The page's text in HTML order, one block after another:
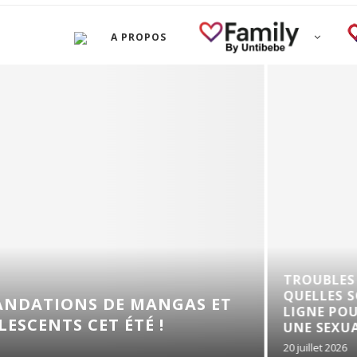
A PROPOS
DE MANGAS ET
ÉTÉ !
TROUBLES DE
QUELLES SOLUTIONS
LIGNE POUR
UNE SEXUALITÉ...